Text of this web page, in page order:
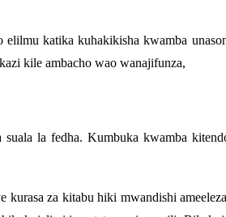
katika kuhakikisha kwamba
kile ambacho wao wanajifunza,
la fedha. Kumbuka kwamba
za kitabu hiki mwandishi